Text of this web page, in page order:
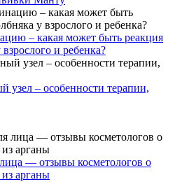
– какая может быть реакция
и ребенка?
– особенности терапии,
— отзывы косметологов о
арганы